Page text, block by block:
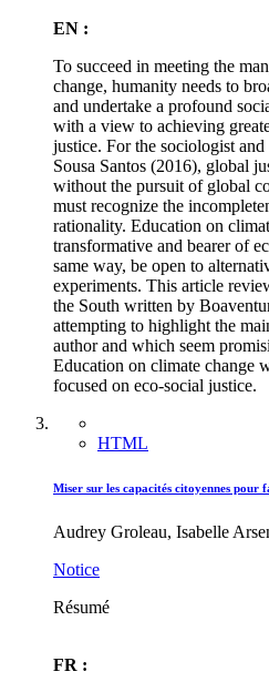
EN :
To succeed in meeting the
change, humanity needs to
and undertake a profound
with a view to achieving
justice. For the sociologist
Sousa Santos (2016), global
without the pursuit of global
must recognize the
rationality. Education on
transformative and bearer of
same way, be open to
experiments. This article
the South written by
attempting to highlight the
author and which seem
Education on climate change
focused on eco-social justice.
HTML
Miser sur les capacités citoyennes pour
Audrey Groleau, Isabelle
Notice
Résumé
FR :